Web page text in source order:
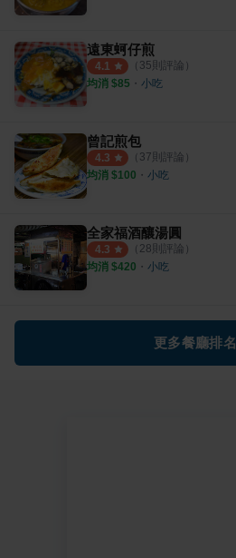
遠東蚵仔煎
4.1 （ 35則評論）
均消 $85 ・ 小吃
曾記煎包
4.3 （ 37則評論）
均消 $100 ・ 小吃
全家福酒釀湯圓
4.3 （ 28則評論）
均消 $420 ・ 小吃
更多餐廳排名